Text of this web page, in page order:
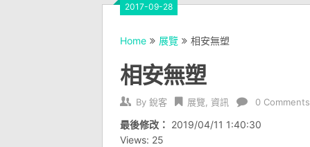
2017-09-28
Home 展覽 相安無塑
相安無塑
By 銳客 展覽 資訊 0 Comments
最後修改： 2019/04/11 1:40:30
Views: 25